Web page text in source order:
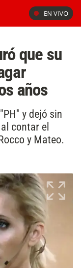
EN VIVO
que su
años
y dejó sin
contar el
y Mateo.